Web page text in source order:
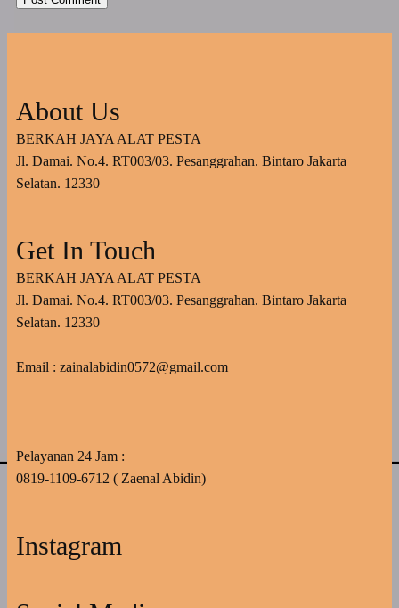
About Us
BERKAH JAYA ALAT PESTA
Jl. Damai. No.4. RT003/03. Pesanggrahan. Bintaro Jakarta
Selatan. 12330
Get In Touch
BERKAH JAYA ALAT PESTA
Jl. Damai. No.4. RT003/03. Pesanggrahan. Bintaro Jakarta
Selatan. 12330
Email : zainalabidin0572@gmail.com
Pelayanan 24 Jam :
0819-1109-6712 ( Zaenal Abidin)
Instagram